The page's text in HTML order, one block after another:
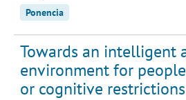
Ponencia
Towards an intelligent
environment for
or cognitive restrictions